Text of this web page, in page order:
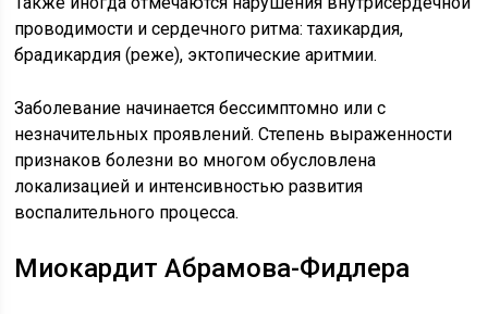
проводимости и сердечного ритма: тахикардия,
брадикардия (реже), эктопические аритмии.
Заболевание начинается бессимптомно или с
незначительных проявлений. Степень выраженности
признаков болезни во многом обусловлена
локализацией и интенсивностью развития
воспалительного процесса.
Миокардит Абрамова-Фидлера